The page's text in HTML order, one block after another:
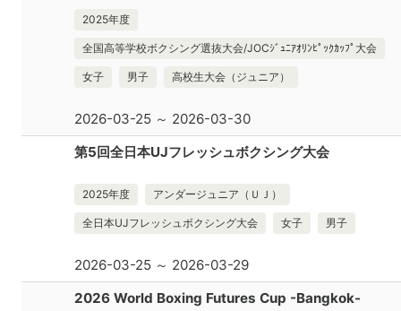
2025年度
全国高等学校ボクシング選抜大会/JOCｼﾞｭﾆｱｵﾘﾝﾋﾟｯｸｶｯﾌﾟ大会
女子 男子 高校生大会（ジュニア）
2026-03-25 ～ 2026-03-30
第5回全日本UJフレッシュボクシング大会
2025年度 アンダージュニア（ＵＪ）
全日本UJフレッシュボクシング大会 女子 男子
2026-03-25 ～ 2026-03-29
2026 World Boxing Futures Cup -Bangkok-